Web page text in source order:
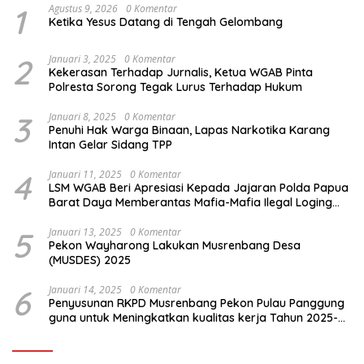
1 Agustus 9, 2026 0 Komentar
Ketika Yesus Datang di Tengah Gelombang
2 Januari 3, 2025 0 Komentar
Kekerasan Terhadap Jurnalis, Ketua WGAB Pinta
Polresta Sorong Tegak Lurus Terhadap Hukum
3 Januari 8, 2025 0 Komentar
Penuhi Hak Warga Binaan, Lapas Narkotika Karang
Intan Gelar Sidang TPP
4 Januari 11, 2025 0 Komentar
LSM WGAB Beri Apresiasi Kepada Jajaran Polda Papua
Barat Daya Memberantas Mafia-Mafia Ilegal Loging
5 Januari 13, 2025 0 Komentar
Pekon Wayharong Lakukan Musrenbang Desa
(MUSDES) 2025
6 Januari 14, 2025 0 Komentar
Penyusunan RKPD Musrenbang Pekon Pulau Panggung
guna untuk Meningkatkan kualitas kerja Tahun 2025-